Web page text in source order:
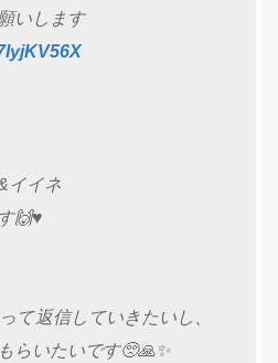
いします
イイネ
🙌♥️
て返信していきたいし、
らいたいです🥺🙏✨